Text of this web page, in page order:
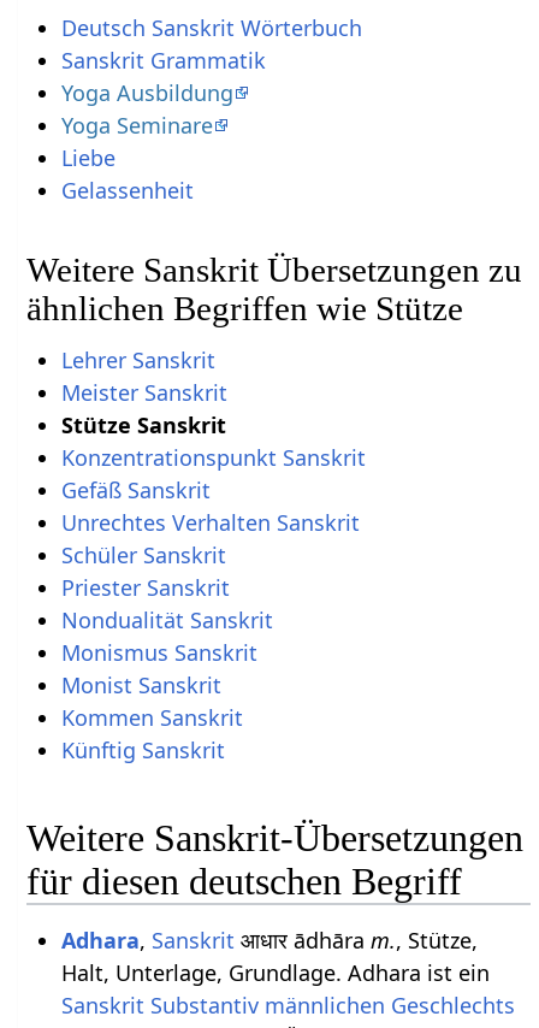
Deutsch Sanskrit Wörterbuch
Sanskrit Grammatik
Yoga Ausbildung
Yoga Seminare
Liebe
Gelassenheit
Weitere Sanskrit Übersetzungen zu
ähnlichen Begriffen wie Stütze
Lehrer Sanskrit
Meister Sanskrit
Stütze Sanskrit
Konzentrationspunkt Sanskrit
Gefäß Sanskrit
Unrechtes Verhalten Sanskrit
Schüler Sanskrit
Priester Sanskrit
Nondualität Sanskrit
Monismus Sanskrit
Monist Sanskrit
Kommen Sanskrit
Künftig Sanskrit
Weitere Sanskrit-Übersetzungen
für diesen deutschen Begriff
Adhara, Sanskrit आधार ādhāra m., Stütze,
Halt, Unterlage, Grundlage. Adhara ist ein
Sanskrit Substantiv männlichen Geschlechts